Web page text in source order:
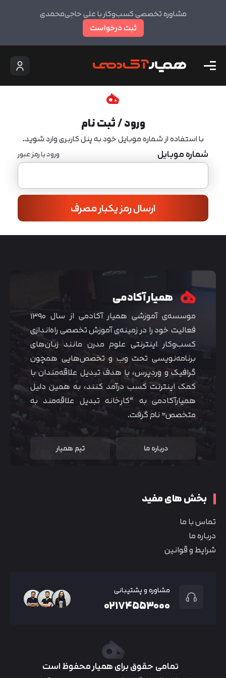
مشاوره تخصصی کسب‌وکار با علی حاجی‌محمدی
ثبت درخواست
ورود / ثبت نام
با استفاده از شماره موبایل خود به پنل کاربری وارد شوید.
شماره موبایل ورود با رمز عبور
ارسال رمز یکبار مصرف
همیار آکادمی
موسسه‌ی آموزشی همیار آکادمی از سال ۱۳۹۰
فعالیت خود را در زمینه‌ی آموزش تخصصی راه‌اندازی
کسب‌و‌کار اینترنتی علوم مدرن مانند زبان‌های
برنامه‌نویسی تحت وب و تخصص‌هایی همچون
گرافیک و وردپرس، با هدف تبدیل علاقه‌مندان با
کمک اینترنت کسب درآمد کنند، به همین دلیل
همیارآکادمی به “کارخانه تبدیل علاقه‌مند به
متخصص” نام گرفت.
درباره ما تیم همیار
بخش های مفید
تماس با ما
درباره ما
شرایط و قوانین
مشاوره و پشتیبانی
۰۲۱۷۴۵۵۳۰۰۰
تمامی حقوق برای همیار محفوظ است
متوجه شدم